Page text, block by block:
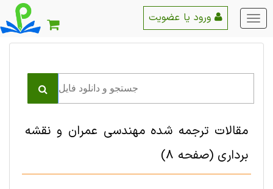
منو
اصلی
مقالات ترجمه شده مهندسی عمران و نقشه
برداری (صفحه 8)